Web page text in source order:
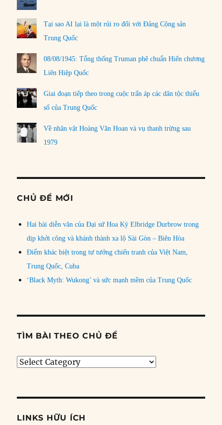
Tại sao AI lại là một rủi ro đối với Đảng Cộng sản
Trung Quốc
08/08/1945: Tổng thống Truman phê chuẩn Hiến chương
Liên Hiệp Quốc
Giai đoạn tiếp theo trong cuộc trấn áp các dân tộc thiểu
số của Trung Quốc
Về nhân vật Hoàng Văn Hoan và vụ thanh trừng sau
1979
CHỦ ĐỀ MỚI
Hai bài diễn văn của Đại sứ Hoa Kỳ Elbridge Durbrow trong
dịp khởi công và khánh thành xa lộ Sài Gòn – Biên Hòa
Điểm khác biệt trong tư tưởng chiến tranh của Việt Nam,
Trung Quốc, Cuba
‘Black Myth: Wukong’ và sức mạnh mềm của Trung Quốc
TÌM BÀI THEO CHỦ ĐỀ
Tìm
đề
LINKS HỮU ÍCH